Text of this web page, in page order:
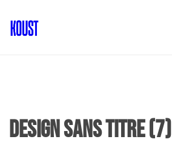
Design sans titre (7)